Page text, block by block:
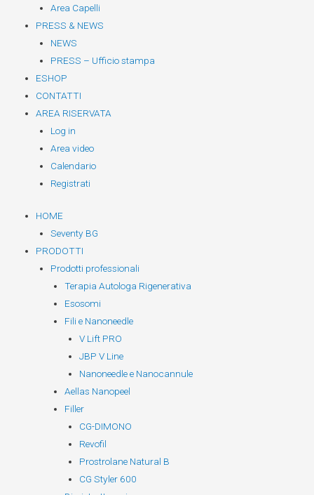
Area Capelli
PRESS & NEWS
NEWS
PRESS – Ufficio stampa
ESHOP
CONTATTI
AREA RISERVATA
Log in
Area video
Calendario
Registrati
HOME
Seventy BG
PRODOTTI
Prodotti professionali
Terapia Autologa Rigenerativa
Esosomi
Fili e Nanoneedle
V Lift PRO
JBP V Line
Nanoneedle e Nanocannule
Aellas Nanopeel
Filler
CG-DIMONO
Revofil
Prostrolane Natural B
CG Styler 600